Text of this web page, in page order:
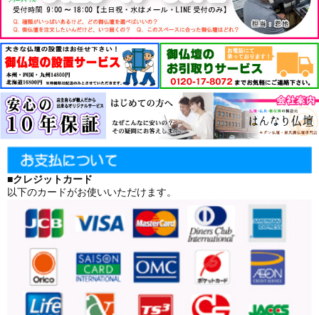
■クレジットカード
以下のカードがお使いいただけます。